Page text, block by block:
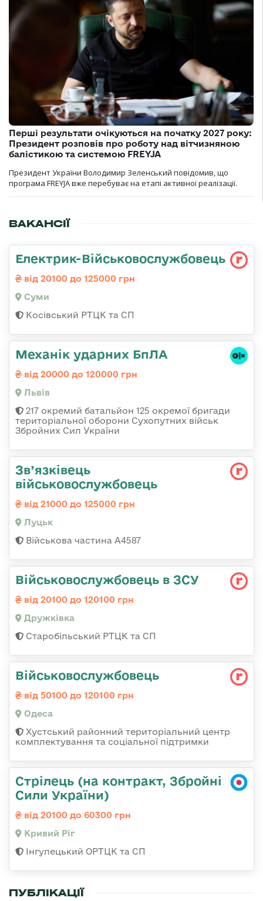
Перші результати очікуються на початку 2027 року:
Президент розповів про роботу над вітчизняною
балістикою та системою FREYJA
Президент України Володимир Зеленський повідомив, що
програма FREYJA вже перебуває на етапі активної реалізації.
ВАКАНСІЇ
Електрик-Військовослужбовець
від 20100 до 125000 грн
Суми
Косівський РТЦК та СП
Механік ударних БпЛА
від 20000 до 120000 грн
Львів
217 окремий батальйон 125 окремої бригади
територіальної оборони Сухопутних військ
Збройних Сил України
Зв’язківець
військовослужбовець
від 21000 до 125000 грн
Луцьк
Військова частина А4587
Військовослужбовець в ЗСУ
від 20100 до 120100 грн
Дружківка
Старобільський РТЦК та СП
Військовослужбовець
від 50100 до 120100 грн
Одеса
Хустський районний територіальний центр
комплектування та соціальної підтримки
Стрілець (на контракт, Збройні
Сили України)
від 20100 до 60300 грн
Кривий Ріг
Інгулецький ОРТЦК та СП
ПУБЛІКАЦІЇ